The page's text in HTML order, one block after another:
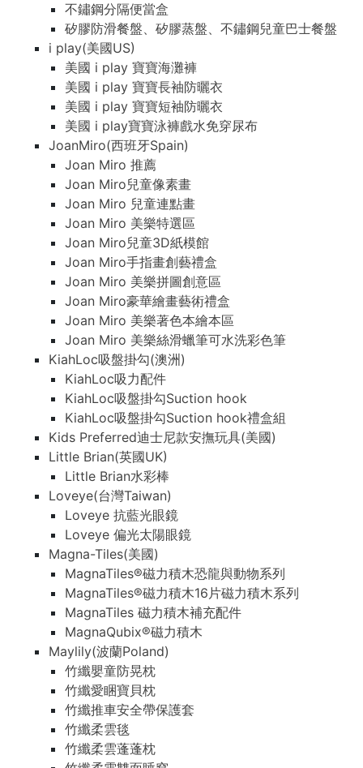
不鏽鋼分隔便當盒
矽膠防滑餐盤、矽膠蒸盤、不鏽鋼兒童巴士餐盤
i play(美國US)
美國 i play 寶寶海灘褲
美國 i play 寶寶長袖防曬衣
美國 i play 寶寶短袖防曬衣
美國 i play寶寶泳褲戲水免穿尿布
JoanMiro(西班牙Spain)
Joan Miro 推薦
Joan Miro兒童像素畫
Joan Miro 兒童連點畫
Joan Miro 美樂特選區
Joan Miro兒童3D紙模館
Joan Miro手指畫創藝禮盒
Joan Miro 美樂拼圖創意區
Joan Miro豪華繪畫藝術禮盒
Joan Miro 美樂著色本繪本區
Joan Miro 美樂絲滑蠟筆可水洗彩色筆
KiahLoc吸盤掛勾(澳洲)
KiahLoc吸力配件
KiahLoc吸盤掛勾Suction hook
KiahLoc吸盤掛勾Suction hook禮盒組
Kids Preferred迪士尼款安撫玩具(美國)
Little Brian(英國UK)
Little Brian水彩棒
Loveye(台灣Taiwan)
Loveye 抗藍光眼鏡
Loveye 偏光太陽眼鏡
Magna-Tiles(美國)
MagnaTiles®磁力積木恐龍與動物系列
MagnaTiles®磁力積木16片磁力積木系列
MagnaTiles 磁力積木補充配件
MagnaQubix®磁力積木
Maylily(波蘭Poland)
竹纖嬰童防晃枕
竹纖愛睏寶貝枕
竹纖推車安全帶保護套
竹纖柔雲毯
竹纖柔雲蓬蓬枕